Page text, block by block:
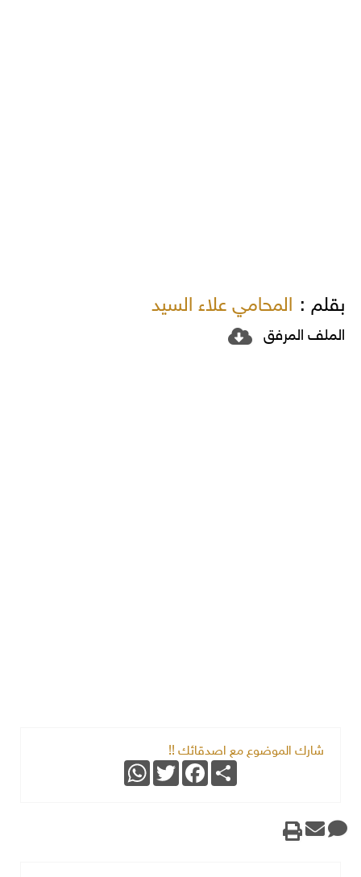
بقلم : المحامي علاء السيد
الملف المرفق
شارك الموضوع مع اصدقائك !!
Share
Facebook
Twitter
WhatsApp